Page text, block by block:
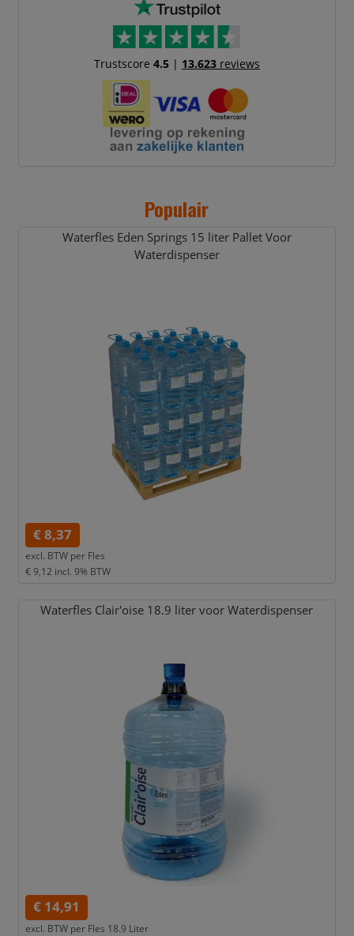
Trustscore 4.5| 13.623reviews
Populair
Waterfles Eden Springs 15 liter Pallet Voor
Waterdispenser
€ 8,37
excl. BTW per Fles
€ 9,12 incl. 9% BTW
Waterfles Clair'oise 18.9 liter voor Waterdispenser
€ 14,91
excl. BTW per Fles 18.9 Liter